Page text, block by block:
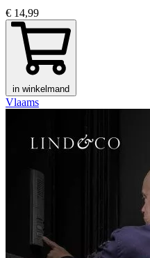
€ 14,99
in winkelmand
Vlaams